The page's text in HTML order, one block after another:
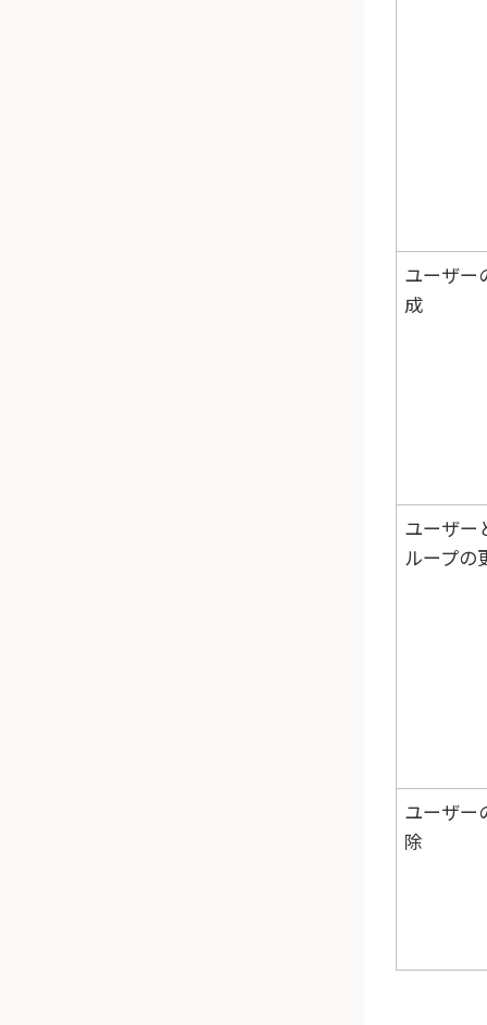
ユーザー
成
ユーザー
ループの
ユーザー
除